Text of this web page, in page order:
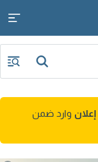
وارد ضمن